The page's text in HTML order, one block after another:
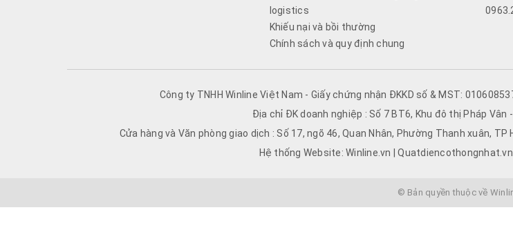
logistics
Khiếu nại và bồi thường
Chính sách và quy định chung
Công ty TNHH Winline Việt Nam - Giấy chứng nhận ĐKKD số & MST:
Địa chỉ ĐK doanh nghiệp : Số 7 BT6, Khu đô thị Pháp Vân
Cửa hàng và Văn phòng giao dịch : Số 17, ngõ 46, Quan Nhân, Phường Thanh xuân,
Hệ thống Website: Winline.vn |
© Bản quyền thuộc về